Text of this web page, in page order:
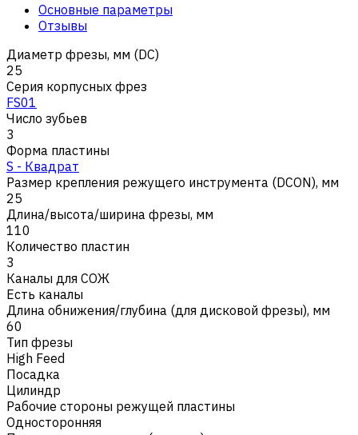
Основные параметры
Отзывы
Диаметр фрезы, мм (DC)
25
Серия корпусных фрез
FS01
Число зубьев
3
Форма пластины
S - Квадрат
Размер крепления режущего инструмента (DCON), мм
25
Длина/высота/ширина фрезы, мм
110
Количество пластин
3
Каналы для СОЖ
Есть каналы
Длина обнижения/глубина (для дисковой фрезы), мм
60
Тип фрезы
High Feed
Посадка
Цилиндр
Рабочие стороны режущей пластины
Односторонняя